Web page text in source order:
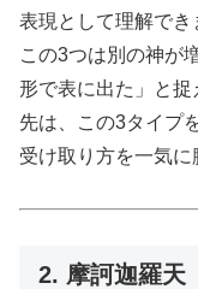
表現として理解でき
この3つは別の神が
形で表に出た」と
先は、この3タイプ
受け取り方を一気に
2. 摩訶迦羅天